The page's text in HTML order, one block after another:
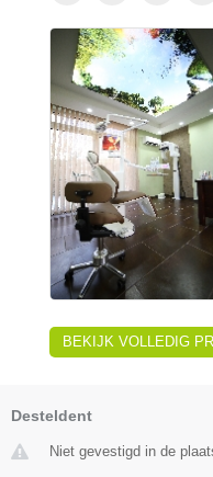
BEKIJK VOLLEDIG
Desteldent
Niet gevestigd in de